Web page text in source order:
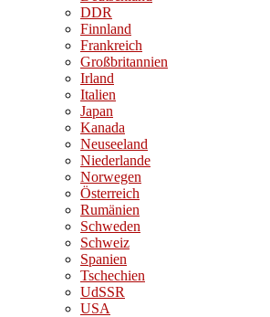
DDR
Finnland
Frankreich
Großbritannien
Irland
Italien
Japan
Kanada
Neuseeland
Niederlande
Norwegen
Österreich
Rumänien
Schweden
Schweiz
Spanien
Tschechien
UdSSR
USA